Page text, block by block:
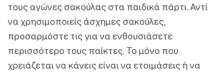
τους αγώνες σακούλας στα παιδικά πάρτι. Αντί
να χρησιμοποιείς άσχημες σακούλες,
προσαρμόστε τις για να ενθουσιάσετε
περισσότερο τους παίκτες. Το μόνο που
χρειάζεται να κάνεις είναι να ετοιμάσεις ή να